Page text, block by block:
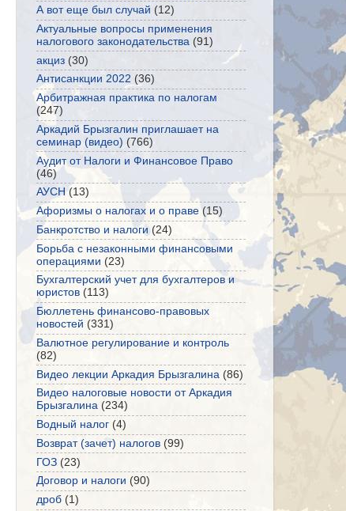
А вот еще был случай (12)
Актуальные вопросы применения
налогового законодательства (91)
акциз (30)
Антисанкции 2022 (36)
Арбитражная практика по налогам
(247)
Аркадий Брызгалин приглашает на
семинар (видео) (766)
Аудит от Налоги и Финансовое Право
(46)
АУСН (13)
Афоризмы о налогах и о праве (15)
Банкротство и налоги (24)
Борьба с незаконными финансовыми
операциями (23)
Бухгалтерский учет для бухгалтеров и
юристов (113)
Бюллетень финансово-правовых
новостей (331)
Валютное регулирование и контроль
(82)
Видео лекции Аркадия Брызгалина (86)
Видео налоговые новости от Аркадия
Брызгалина (234)
Водный налог (4)
Возврат (зачет) налогов (99)
ГОЗ (23)
Договор и налоги (90)
дроб (1)